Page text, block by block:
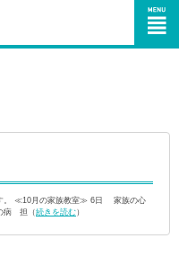
す。 ≪10月の家族教室≫ 6日 家族の心
病 担（続きを読む）